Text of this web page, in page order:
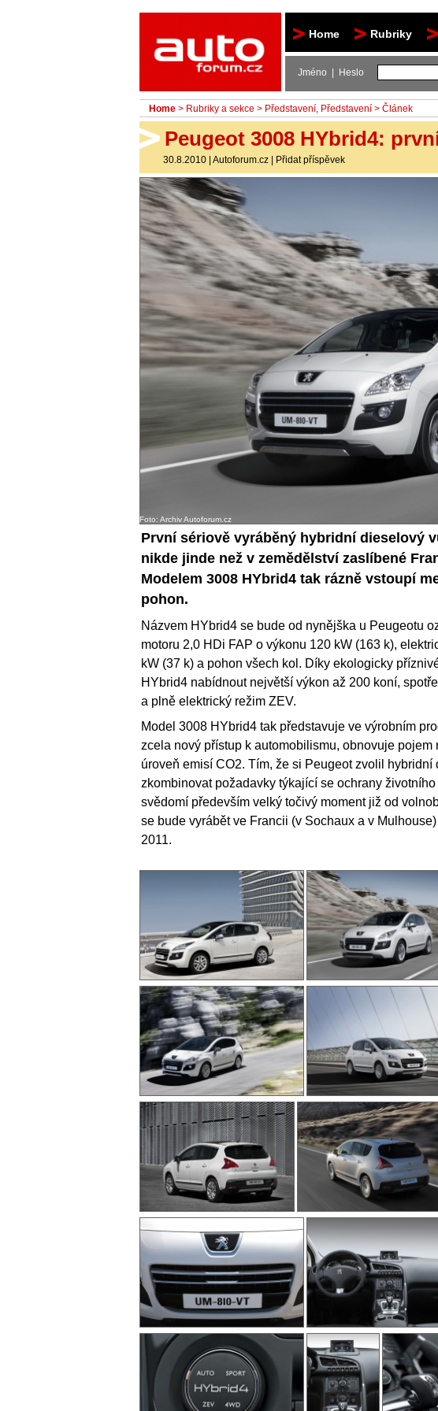
Home Rubriky
Jméno | Heslo
Home > Rubriky a sekce > Představení Představení > Článek
Peugeot 3008 HYbrid4:
30.8.2010 | Autoforum.cz | Přidat příspěvek
Foto: Archiv Autoforum.cz
První sériově vyráběný hybridní dieselový
nikde jinde než v zemědělství zaslíbené
Modelem 3008 HYbrid4 tak rázně vstoupí
pohon.
Názvem HYbrid4 se bude od nynějška u Peugeotu
motoru 2,0 HDi FAP o výkonu 120 kW (163 k),
kW (37 k) a pohon všech kol. Díky ekologicky
HYbrid4 nabídnout největší výkon až 200 koní,
a plně elektrický režim ZEV.
Model 3008 HYbrid4 tak představuje ve výrobním
zcela nový přístup k automobilismu, obnovuje
úroveň emisí CO2. Tím, že si Peugeot zvolil
zkombinovat požadavky týkající se ochrany
svědomí především velký točivý moment již od
se bude vyrábět ve Francii (v Sochaux a v
2011.